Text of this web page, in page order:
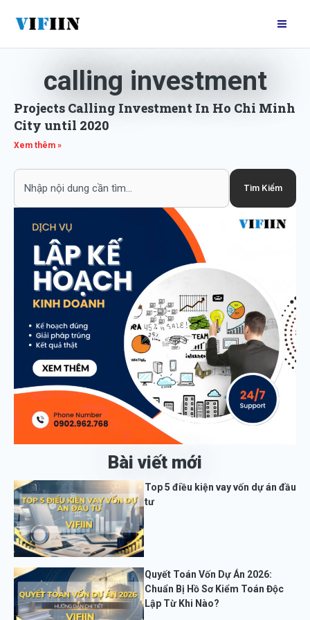
nội
calling investment
Projects Calling Investment In Ho Chi Minh
City until 2020
Xem thêm »
Tìm Kiếm
Bài viết mới
Top 5 điều kiện vay vốn dự án đầu
tư
Quyết Toán Vốn Dự Án 2026:
Chuẩn Bị Hồ Sơ Kiểm Toán Độc
Lập Từ Khi Nào?